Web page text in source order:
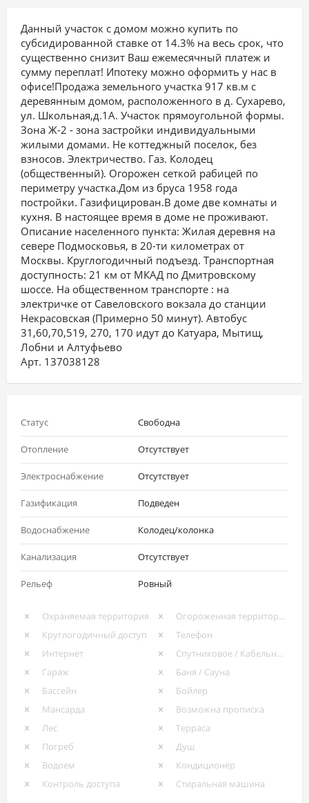
Данный участок с домом можно купить по
субсидированной ставке от 14.3% на весь срок, что
существенно снизит Ваш ежемесячный платеж и
сумму переплат! Ипотеку можно оформить у нас в
офисе!Продажа земельного участка 917 кв.м с
деревянным домом, расположенного в д. Сухарево,
ул. Школьная,д.1А. Участок прямоугольной формы.
Зона Ж-2 - зона застройки индивидуальными
жилыми домами. Не коттеджный поселок, без
взносов. Электричество. Газ. Колодец
(общественный). Огорожен сеткой рабицей по
периметру участка.Дом из бруса 1958 года
постройки. Газифицирован.В доме две комнаты и
кухня. В настоящее время в доме не проживают.
Описание населенного пункта: Жилая деревня на
севере Подмосковья, в 20-ти километрах от
Москвы. Круглогодичный подъезд. Транспортная
доступность: 21 км от МКАД по Дмитровскому
шоссе. На общественном транспорте : на
электричке от Савеловского вокзала до станции
Некрасовская (Примерно 50 минут). Автобус
31,60,70,519, 270, 170 идут до Катуара, Мытищ,
Лобни и Алтуфьево
Арт. 137038128
Статус Свободна
Отопление Отсутствует
Электроснабжение Отсутствует
Газификация Подведен
Водоснабжение Колодец/колонка
Канализация Отсутствует
Рельеф Ровный
Охраняемая территория
Огороженная территория
Круглогодичный доступ
Телефон
Интернет
Спутниковое / Кабельное ТВ
Гараж
Баня / Сауна
Бассейн
Бойлер
Мансарда
Возможна прописка
Лес
Терраса
Погреб
Душ
Водоем
Кондиционер
Контроль доступа
Стиральная машина